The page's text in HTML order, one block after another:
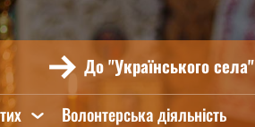
До "Українського села"
Волонтерська діяльність